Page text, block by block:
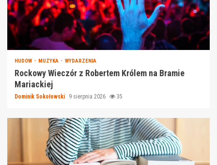
HUDOW MUZYKA WYDARZENIA
Rockowy Wieczór z Robertem Królem na Bramie
Mariackiej
Dominik Sokołowski 9 sierpnia 2026 35